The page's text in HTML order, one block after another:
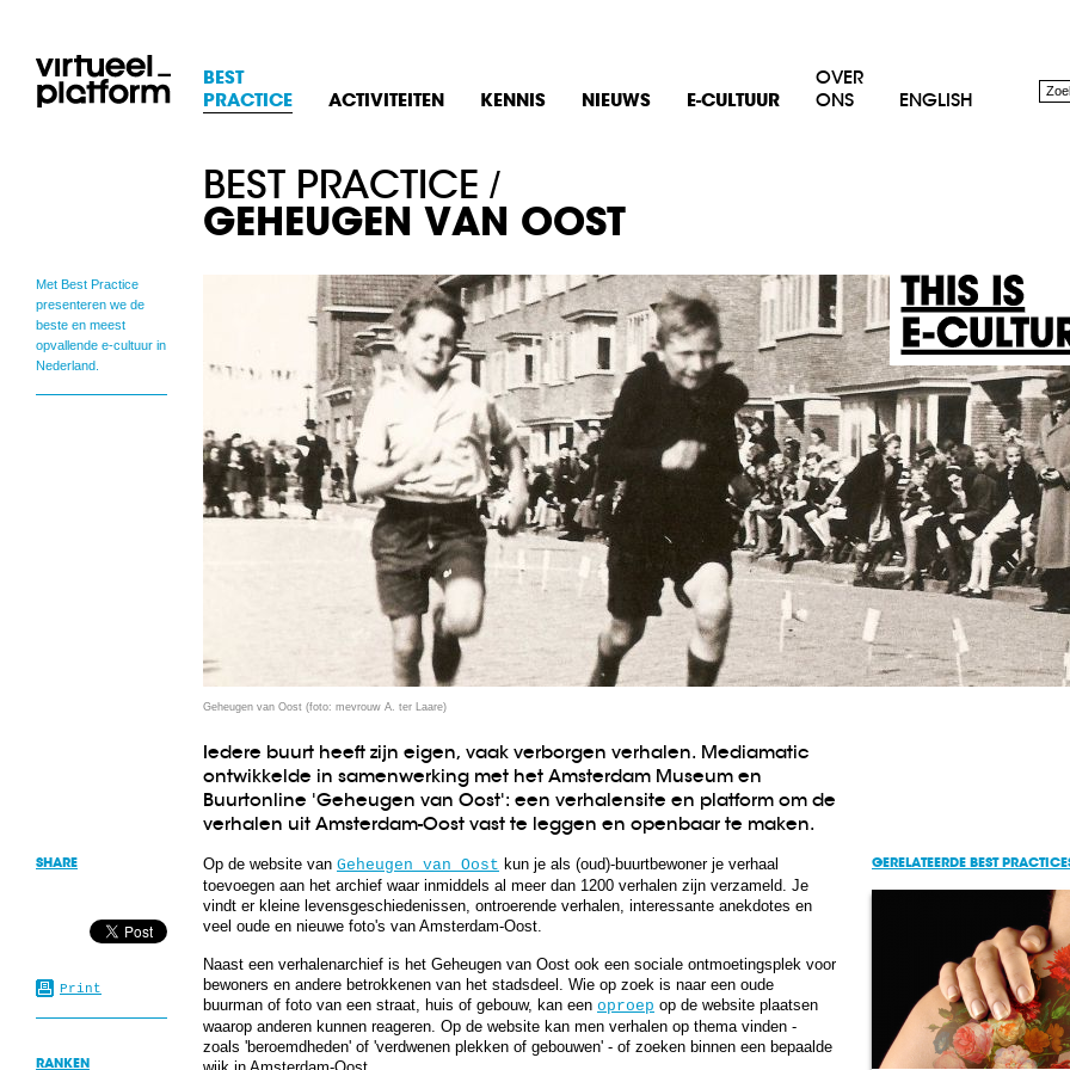
BEST
PRACTICE
ACTIVITEITEN KENNIS NIEUWS E-CULTUUR
OVER
ONS
ENGLISH
BEST PRACTICE /
GEHEUGEN VAN OOST
Met Best Practice
presenteren we de
beste en meest
opvallende e-cultuur in
Nederland.
Geheugen van Oost (foto: mevrouw A. ter Laare)
Iedere buurt heeft zijn eigen, vaak verborgen verhalen. Mediamatic
ontwikkelde in samenwerking met het Amsterdam Museum en
Buurtonline 'Geheugen van Oost': een verhalensite en platform om de
verhalen uit Amsterdam-Oost vast te leggen en openbaar te maken.
Op de website van Geheugen van Oost kun je als (oud)-buurtbewoner je verhaal
toevoegen aan het archief waar inmiddels al meer dan 1200 verhalen zijn verzameld. Je
vindt er kleine levensgeschiedenissen, ontroerende verhalen, interessante anekdotes en
veel oude en nieuwe foto's van Amsterdam-Oost.
Naast een verhalenarchief is het Geheugen van Oost ook een sociale ontmoetingsplek voor
bewoners en andere betrokkenen van het stadsdeel. Wie op zoek is naar een oude
buurman of foto van een straat, huis of gebouw, kan een oproep op de website plaatsen
waarop anderen kunnen reageren. Op de website kan men verhalen op thema vinden -
zoals 'beroemdheden' of 'verdwenen plekken of gebouwen' - of zoeken binnen een bepaalde
SHARE
Print
RANKEN
GERELATEERDE BEST